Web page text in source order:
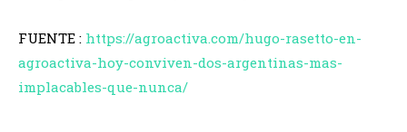
FUENTE : https://agroactiva.com/hugo-rasetto-en-
agroactiva-hoy-conviven-dos-argentinas-mas-
implacables-que-nunca/